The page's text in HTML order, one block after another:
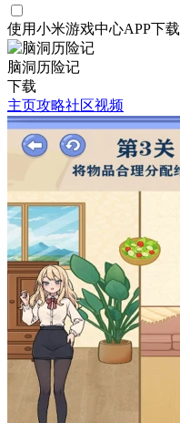
使用小米游戏中心APP下载
脑洞历险记
下载
主页攻略社区视频